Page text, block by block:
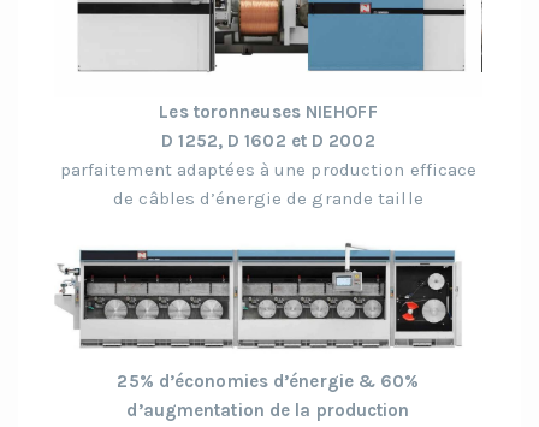
Les toronneuses NIEHOFF
D 1252, D 1602 et D 2002
parfaitement adaptées à une production efficace
de câbles d’énergie de grande taille
25% d’économies d’énergie & 60%
d’augmentation de la production